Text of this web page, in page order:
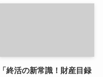
「終活の新常識！財産目録